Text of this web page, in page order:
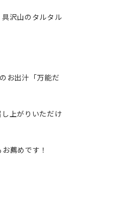
沢山のタルタル
お出汁「万能だ
上がりいただけ
薦めです！